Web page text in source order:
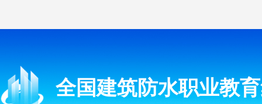
全国建筑防水职业教